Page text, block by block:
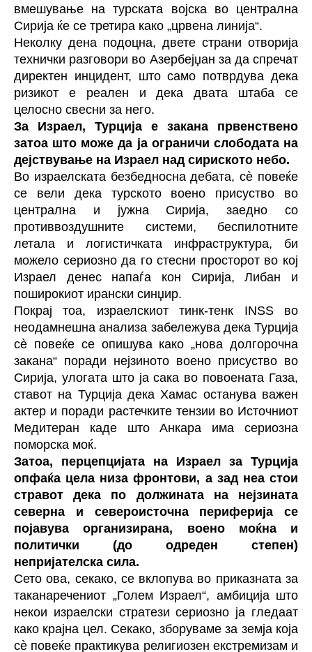
вмешување на турската војска во централна
Сирија ќе се третира како „црвена линија“.
Неколку дена подоцна, двете страни отворија
технички разговори во Азербејџан за да спречат
директен инцидент, што само потврдува дека
ризикот е реален и дека двата штаба се
целосно свесни за него.
За Израел, Турција е закана првенствено
затоа што може да ја ограничи слободата на
дејствување на Израел над сириското небо.
Во израелската безбедносна дебата, сè повеќе
се вели дека турското воено присуство во
централна и јужна Сирија, заедно со
противвоздушните системи, беспилотните
летала и логистичката инфраструктура, би
можело сериозно да го стесни просторот во кој
Израел денес напаѓа кон Сирија, Либан и
поширокиот ирански синџир.
Покрај тоа, израелскиот тинк-тенк INSS во
неодамнешна анализа забележува дека Турција
сè повеќе се опишува како „нова долгорочна
закана“ поради нејзиното воено присуство во
Сирија, улогата што ја сака во повоената Газа,
ставот на Турција дека Хамас останува важен
актер и поради растечките тензии во Источниот
Медитеран каде што Анкара има сериозна
поморска моќ.
Затоа, перцепцијата на Израел за Турција
опфаќа цела низа фронтови, а зад неа стои
стравот дека по должината на нејзината
северна и североисточна периферија се
појавува организирана, воено моќна и
политички (до одреден степен)
непријателска сила.
Сето ова, секако, се вклопува во приказната за
таканаречениот „Голем Израел“, амбиција што
некои израелски стратези сериозно ја гледаат
како крајна цел. Секако, зборуваме за земја која
сè повеќе практикува религиозен екстремизам и